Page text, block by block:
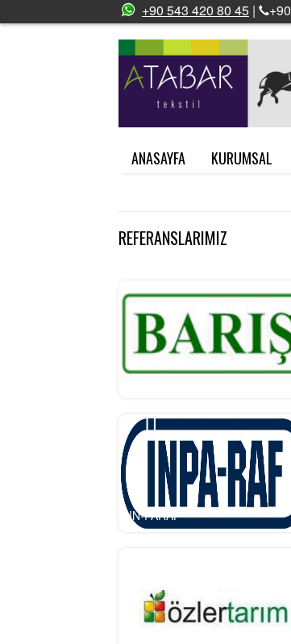
+90 543 420 80 45 |
ANASAYFA KURUMSAL
REFERANSLARIMIZ
IN-PARAF